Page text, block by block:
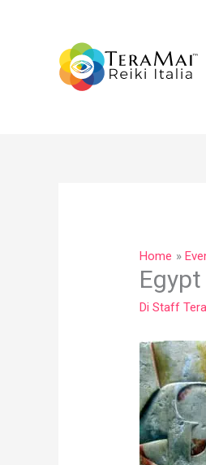
Home
Egypt
DiStaff